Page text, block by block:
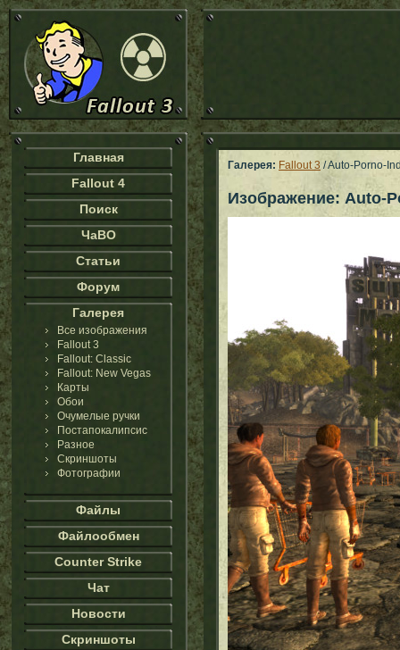
Главная
Fallout 4
Поиск
ЧаВО
Статьи
Форум
Галерея
Все изображения
Fallout 3
Fallout: Classic
Fallout: New Vegas
Карты
Обои
Очумелые ручки
Постапокалипсис
Разное
Скриншоты
Фотографии
Файлы
Файлообмен
Counter Strike
Чат
Новости
Скриншоты
Галерея: Fallout 3 / Auto-Porno-
Изображение: Auto-